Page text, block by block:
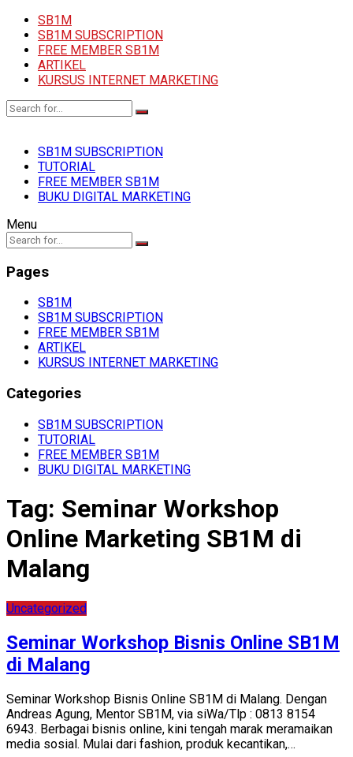
SB1M
SB1M SUBSCRIPTION
FREE MEMBER SB1M
ARTIKEL
KURSUS INTERNET MARKETING
SB1M SUBSCRIPTION
TUTORIAL
FREE MEMBER SB1M
BUKU DIGITAL MARKETING
Menu
Pages
SB1M
SB1M SUBSCRIPTION
FREE MEMBER SB1M
ARTIKEL
KURSUS INTERNET MARKETING
Categories
SB1M SUBSCRIPTION
TUTORIAL
FREE MEMBER SB1M
BUKU DIGITAL MARKETING
Tag: Seminar Workshop
Online Marketing SB1M di
Malang
Uncategorized
Seminar Workshop Bisnis Online SB1M
di Malang
Seminar Workshop Bisnis Online SB1M di Malang. Dengan
Andreas Agung, Mentor SB1M, via siWa/Tlp : 0813 8154
6943. Berbagai bisnis online, kini tengah marak meramaikan
media sosial. Mulai dari fashion, produk kecantikan,…